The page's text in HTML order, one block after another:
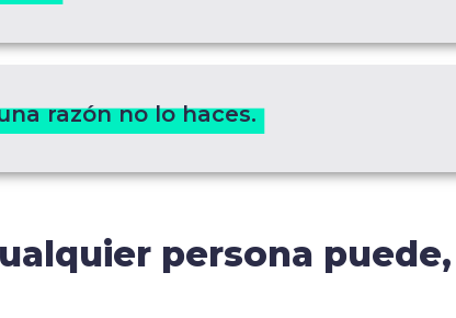
razón no lo haces.
persona